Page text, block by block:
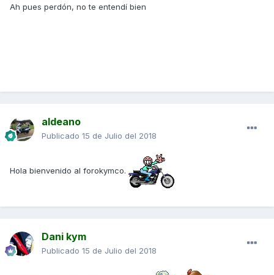
Ah pues perdón, no te entendí bien
aldeano
Publicado 15 de Julio del 2018
Hola bienvenido al forokymco.
Dani kym
Publicado 15 de Julio del 2018